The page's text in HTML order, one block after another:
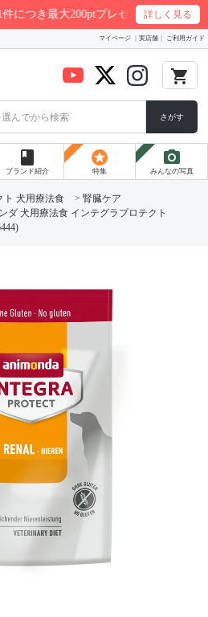
大200ptプレゼント 詳しく見る
マイページ 実店舗 ご利用ガイド
local_grocery_store
さがす
book
ブランド紹介
stars
特集
photo_camera
みんなの写真
ト 犬用療法食
腎臓ケア
ダ 犬用療法食 インテグラプロテクト